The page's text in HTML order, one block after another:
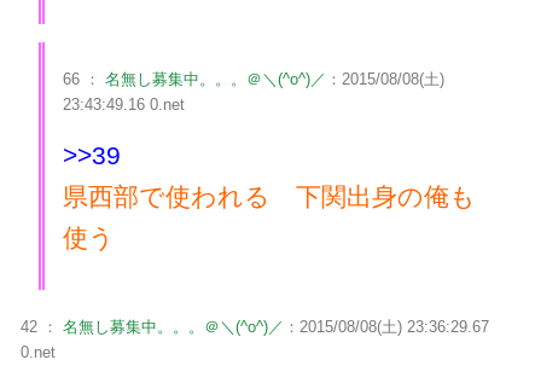
66 ： 名無し募集中。。。＠＼(^o^)／ ：2015/08/08(土)
23:43:49.16 0.net
>>39
県西部で使われる 下関出身の俺も
使う
42 ： 名無し募集中。。。＠＼(^o^)／ ：2015/08/08(土) 23:36:29.67
0.net